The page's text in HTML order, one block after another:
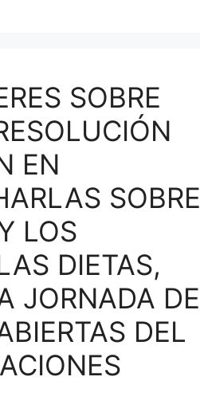
SOBRE
EN
SOBRE
LOS
DIETAS,
JORNADA DE
DEL